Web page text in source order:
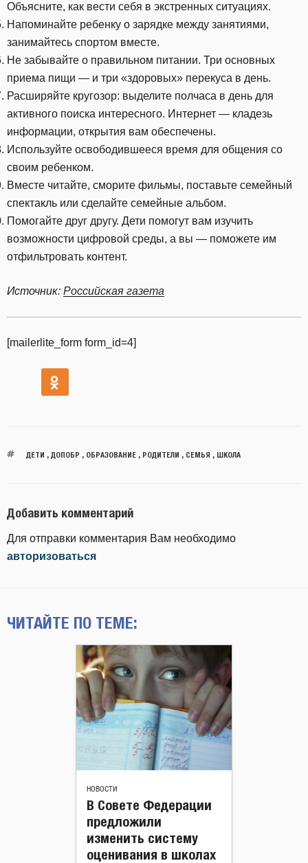
Объясните, как вести себя в экстренных ситуациях.
Напоминайте ребенку о зарядке между занятиями,
занимайтесь спортом вместе.
Не забывайте о правильном питании. Три основных
приема пищи — и три «здоровых» перекуса в день.
Расширяйте кругозор: выделите полчаса в день для
активного поиска интересного. Интернет — кладезь
информации, открытия вам обеспечены.
Используйте освободившееся время для общения со
своим ребенком.
Вместе читайте, сморите фильмы, поставьте семейный
спектакль или сделайте семейные альбом.
Помогайте друг другу. Дети помогут вам изучить
возможности цифровой среды, а вы — поможете им
отфильтровать контент.
Источник: Российская газета
[mailerlite_form form_id=4]
ДЕТИ , ДОПОБР , ОБРАЗОВАНИЕ, РОДИТЕЛИ , СЕМЬЯ , ШКОЛА
Добавить комментарий
Для отправки комментария Вам необходимо
авторизоваться
ЧИТАЙТЕ ПО ТЕМЕ:
НОВОСТИ
В Совете Федерации
предложили
изменить систему
оценивания в школах